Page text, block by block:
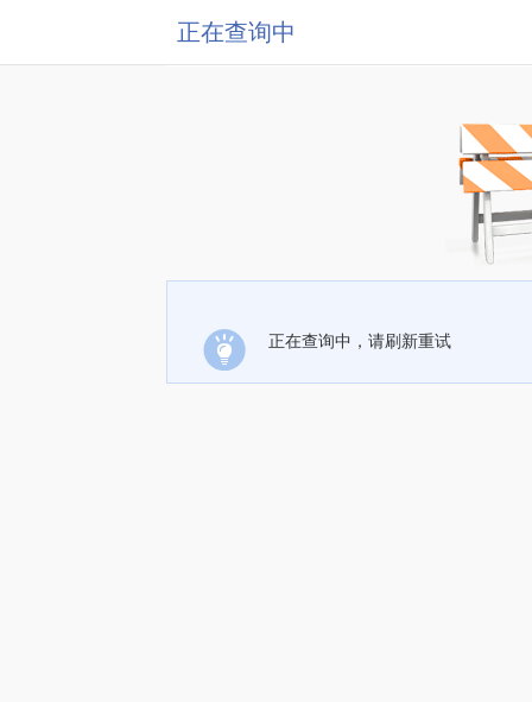
正在查询中
正在查询中，请刷新重试